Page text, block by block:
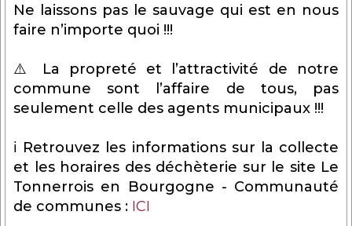
Ne laissons pas le sauvage qui est en nous
faire n’importe quoi !!!
⚠️ La propreté et l’attractivité de notre
commune sont l’affaire de tous, pas
seulement celle des agents municipaux !!!
ℹ️ Retrouvez les informations sur la collecte
et les horaires des déchèterie sur le site Le
Tonnerrois en Bourgogne - Communauté
de communes : ICI